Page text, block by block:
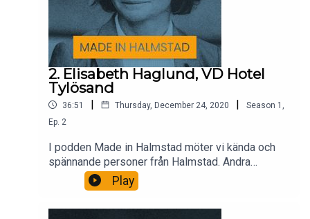
2. Elisabeth Haglund, VD Hotel
Tylösand
36:51 | Thursday, December 24, 2020 | Season 1 ,
Ep. 2
I podden Made in Halmstad möter vi kända och
spännande personer från Halmstad. Andra
avsnittet i poddserien är med Elisabeth Haglund,
vd på Hotel Tylösand.
Play